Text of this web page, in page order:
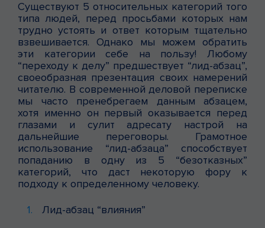
Существуют 5 относительных категорий того
типа людей, перед просьбами которых нам
трудно устоять и ответ которым тщательно
взвешивается. Однако мы можем обратить
эти категории себе на пользу! Любому
“переходу к делу” предшествует “лид-абзац”,
своеобразная презентация своих намерений
читателю. В современной деловой переписке
мы часто пренебрегаем данным абзацем,
хотя именно он первый оказывается перед
глазами и сулит адресату настрой на
дальнейшие переговоры. Грамотное
использование “лид-абзаца” способствует
попаданию в одну из 5 “безотказных”
категорий, что даст некоторую фору к
подходу к определенному человеку.
Лид-абзац “влияния”